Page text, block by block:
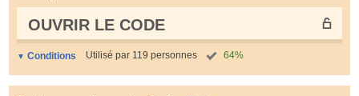
OUVRIR LE СODE
Conditions Utilisé par 119 personnes 64%